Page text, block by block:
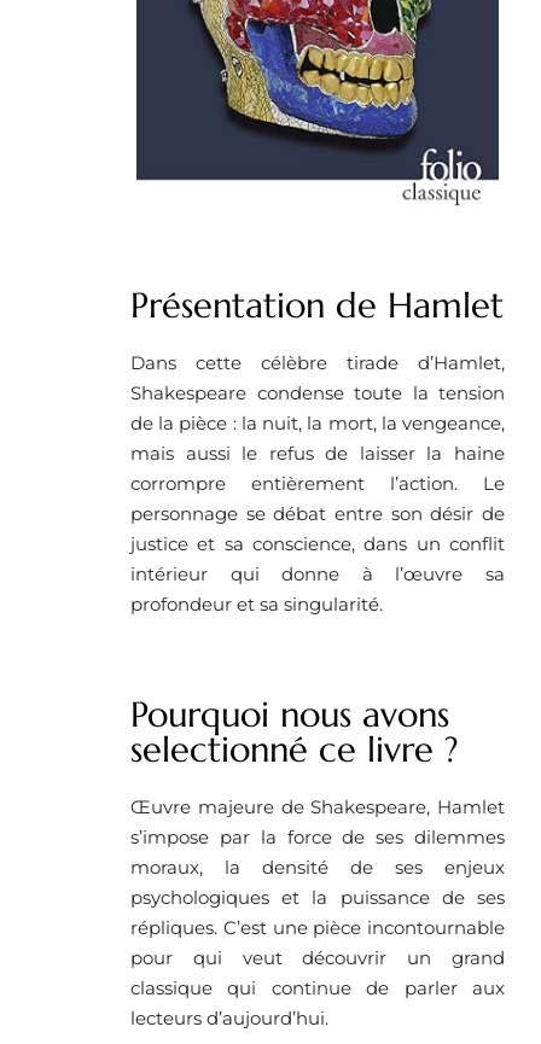
Présentation de Hamlet
Dans cette célèbre tirade d’Hamlet,
Shakespeare condense toute la tension
de la pièce : la nuit, la mort, la vengeance,
mais aussi le refus de laisser la haine
corrompre entièrement l’action. Le
personnage se débat entre son désir de
justice et sa conscience, dans un conflit
intérieur qui donne à l’œuvre sa
profondeur et sa singularité.
Pourquoi nous avons
selectionné ce livre ?
Œuvre majeure de Shakespeare, Hamlet
s’impose par la force de ses dilemmes
moraux, la densité de ses enjeux
psychologiques et la puissance de ses
répliques. C’est une pièce incontournable
pour qui veut découvrir un grand
classique qui continue de parler aux
lecteurs d’aujourd’hui.